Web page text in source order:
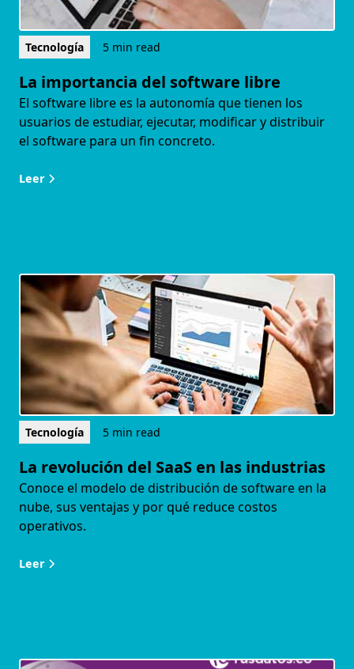
Tecnología 5 min read
La importancia del software libre
El software libre es la autonomía que tienen los
usuarios de estudiar, ejecutar, modificar y distribuir
el software para un fin concreto.
Leer
Tecnología 5 min read
La revolución del SaaS en las industrias
Conoce el modelo de distribución de software en la
nube, sus ventajas y por qué reduce costos
operativos.
Leer